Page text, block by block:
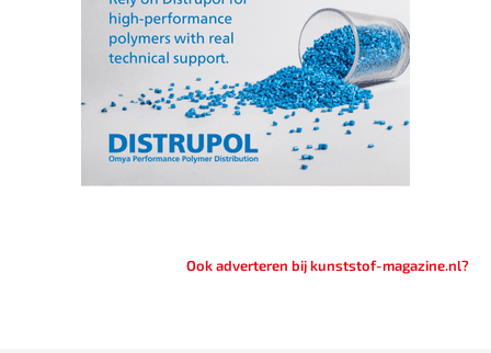
Ook adverteren bij kunststof-magazine.nl?